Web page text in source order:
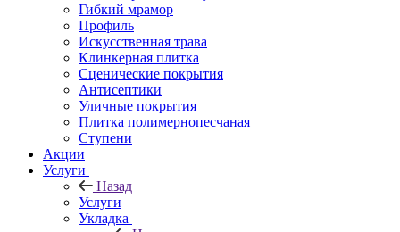
Гибкий мрамор
Профиль
Искусственная трава
Клинкерная плитка
Сценические покрытия
Антисептики
Уличные покрытия
Плитка полимернопесчаная
Ступени
Акции
Услуги
Назад
Услуги
Укладка